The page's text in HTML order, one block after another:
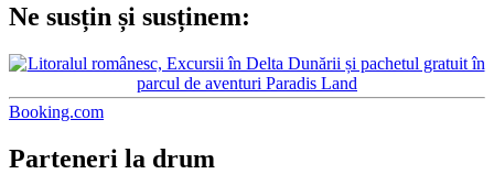
Ne susțin și susținem:
Booking.com
Parteneri la drum